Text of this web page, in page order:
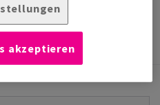
Karton
UZ - Uncoated
akzeptieren